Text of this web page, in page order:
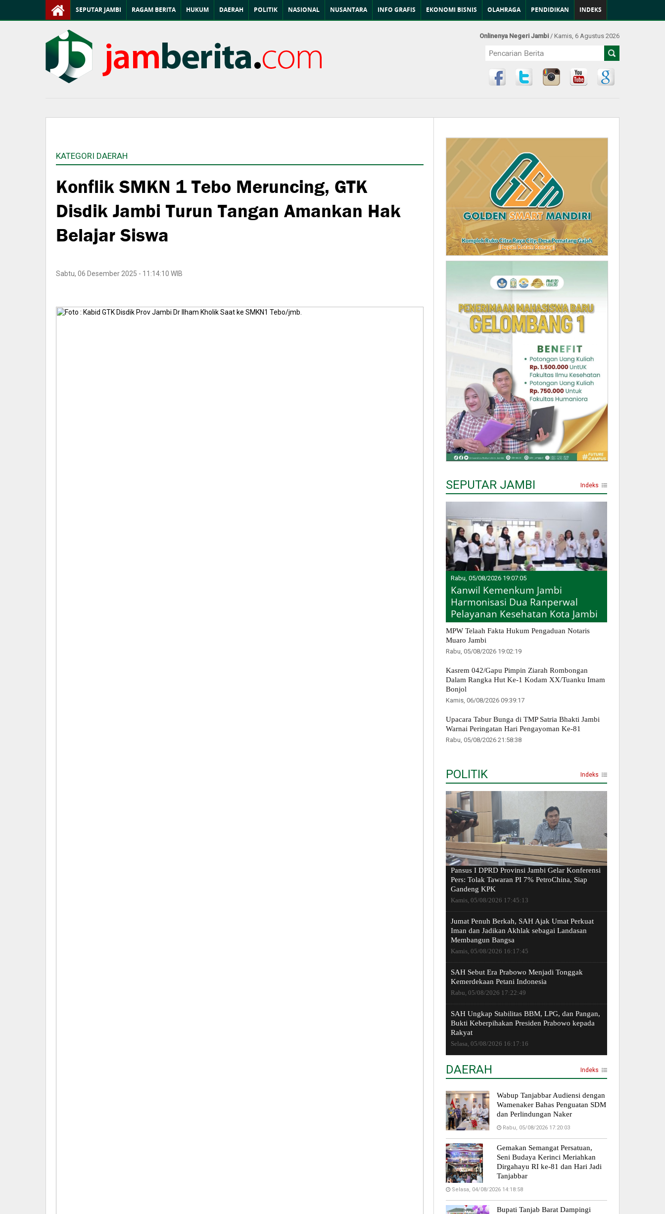
SEPUTAR JAMBI RAGAM BERITA HUKUM DAERAH POLITIK NASIONAL NUSANTARA INFO GRAFIS EKONOMI BISNIS OLAHRAGA PENDIDIKAN INDEKS
Onlinenya Negeri Jambi / Kamis, 6 Agustus 2026
KATEGORI DAERAH
Konflik SMKN 1 Tebo Meruncing, GTK
Disdik Jambi Turun Tangan Amankan Hak
Belajar Siswa
Sabtu, 06 Desember 2025 - 11:14:10 WIB
SEPUTAR JAMBI Indeks
Rabu, 05/08/2026 19:07:05
Kanwil Kemenkum Jambi
Harmonisasi Dua Ranperwal
Pelayanan Kesehatan Kota Jambi
MPW Telaah Fakta Hukum Pengaduan Notaris
Muaro Jambi
Rabu, 05/08/2026 19:02:19
Kasrem 042/Gapu Pimpin Ziarah Rombongan
Dalam Rangka Hut Ke-1 Kodam XX/Tuanku Imam
Bonjol
Kamis, 06/08/2026 09:39:17
Upacara Tabur Bunga di TMP Satria Bhakti Jambi
Warnai Peringatan Hari Pengayoman Ke-81
Rabu, 05/08/2026 21:58:38
POLITIK Indeks
Pansus I DPRD Provinsi Jambi Gelar Konferensi
Pers: Tolak Tawaran PI 7% PetroChina, Siap
Gandeng KPK
Kamis, 05/08/2026 17:45:13
Jumat Penuh Berkah, SAH Ajak Umat Perkuat
Iman dan Jadikan Akhlak sebagai Landasan
Membangun Bangsa
Kamis, 05/08/2026 16:17:45
SAH Sebut Era Prabowo Menjadi Tonggak
Kemerdekaan Petani Indonesia
Rabu, 05/08/2026 17:22:49
SAH Ungkap Stabilitas BBM, LPG, dan Pangan,
Bukti Keberpihakan Presiden Prabowo kepada
Rakyat
Selasa, 05/08/2026 16:17:16
DAERAH Indeks
Wabup Tanjabbar Audiensi dengan
Wamenaker Bahas Penguatan SDM
dan Perlindungan Naker
Rabu, 05/08/2026 17:20:03
Gemakan Semangat Persatuan,
Seni Budaya Kerinci Meriahkan
Dirgahayu RI ke-81 dan Hari Jadi
Tanjabbar
Selasa, 04/08/2026 14:18:58
Bupati Tanjab Barat Dampingi